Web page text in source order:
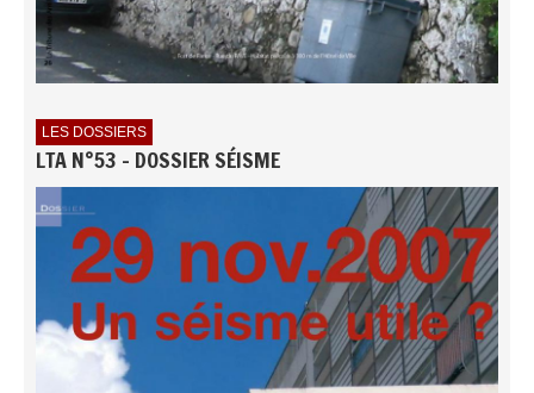
LES DOSSIERS
LTA N°53 - DOSSIER SÉISME